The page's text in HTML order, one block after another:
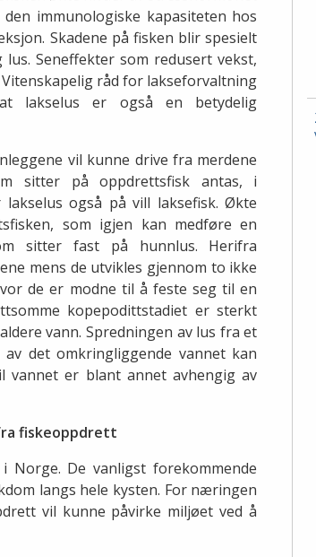
immunologiske kapasiteten hos
Skadene på fisken blir spesielt
Seneffekter som redusert vekst,
råd for lakseforvaltning
lakselus er også en betydelig
vil kunne drive fra merdene
sitter på oppdrettsfisk antas, i
også på vill laksefisk. Økte
som igjen kan medføre en
sitter fast på hunnlus. Herifra
mens de utvikles gjennom to ikke
de er modne til å feste seg til en
kopepodittstadiet er sterkt
vann. Spredningen av lus fra et
det omkringliggende vannet kan
vannet er blant annet avhengig av
fiskeoppdrett
De vanligst forekommende
langs hele kysten. For næringen
vil kunne påvirke miljøet ved å